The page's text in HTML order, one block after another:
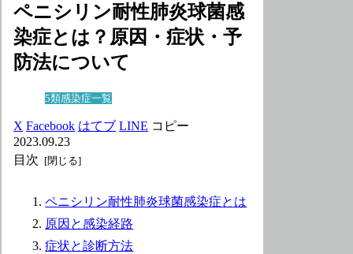
ペニシリン耐性肺炎球菌感
染症とは？原因・症状・予
防法について
5類感染症一覧
X Facebook はてブ LINE コピー
2023.09.23
目次
ペニシリン耐性肺炎球菌感染症とは
原因と感染経路
症状と診断方法